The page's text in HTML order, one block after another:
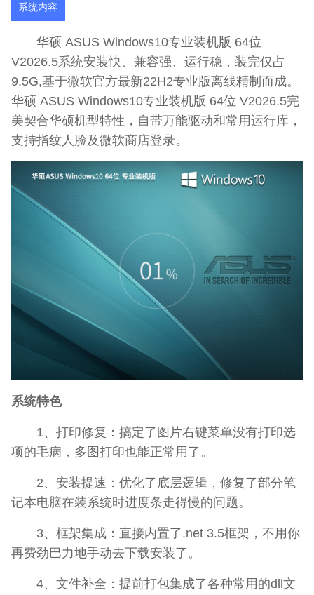
系统内容
华硕 ASUS Windows10专业装机版 64位
V2026.5系统安装快、兼容强、运行稳，装完仅占
9.5G,基于微软官方最新22H2专业版离线精制而成。
华硕 ASUS Windows10专业装机版 64位 V2026.5完
美契合华硕机型特性，自带万能驱动和常用运行库，
支持指纹人脸及微软商店登录。
系统特色
1、打印修复：搞定了图片右键菜单没有打印选
项的毛病，多图打印也能正常用了。
2、安装提速：优化了底层逻辑，修复了部分笔
记本电脑在装系统时进度条走得慢的问题。
3、框架集成：直接内置了.net 3.5框架，不用你
再费劲巴力地手动去下载安装了。
4、文件补全：提前打包集成了各种常用的dll文